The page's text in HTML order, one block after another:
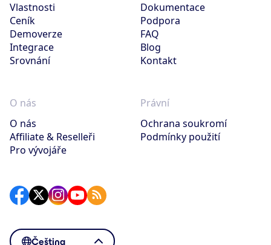
Vlastnosti
Ceník
Demoverze
Integrace
Srovnání
Dokumentace
Podpora
FAQ
Blog
Kontakt
O nás
O nás
Affiliate & Reselleři
Pro vývojáře
Právní
Ochrana soukromí
Podmínky použití
Čeština